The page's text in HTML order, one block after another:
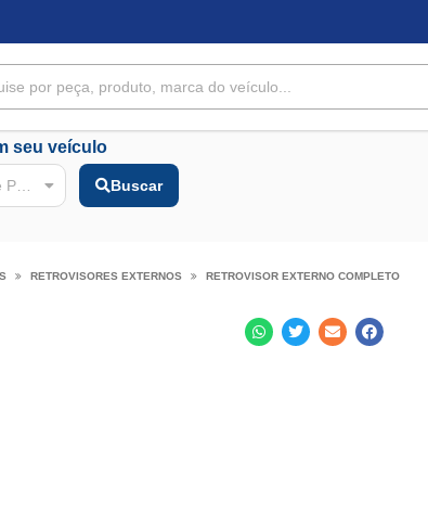
seu veículo
Tipo de Peça Buscar
RETROVISORES EXTERNOS RETROVISOR EXTERNO COMPLETO